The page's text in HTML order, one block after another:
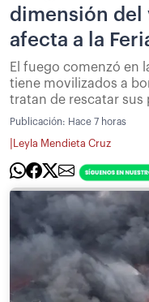
dimensión del
afecta a la
El fuego comenzó en
tiene movilizados a
tratan de rescatar sus
Publicación: Hace 7 horas
Leyla Mendieta Cruz